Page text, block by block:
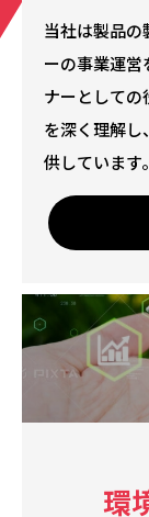
当社は製品の
ーの事業運営
ナーとしての
を深く理解し
供しています。
環